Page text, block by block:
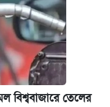
বিশ্ববাজারে তেলের